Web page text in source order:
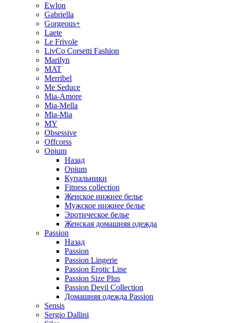
Ewlon
Gabriella
Gorgeous+
Laete
Le Frivole
LivCo Corsetti Fashion
Marilyn
MAT
Merribel
Me Seduce
Mia-Amore
Mia-Mella
Mia-Mia
MY
Obsessive
Offcorss
Opium
Назад
Opium
Купальники
Fitness collection
Женское нижнее белье
Мужское нижнее белье
Эротическое белье
Женская домашняя одежда
Passion
Назад
Passion
Passion Lingerie
Passion Erotic Line
Passion Size Plus
Passion Devil Collection
Домашняя одежда Passion
Sensis
Sergio Dallini